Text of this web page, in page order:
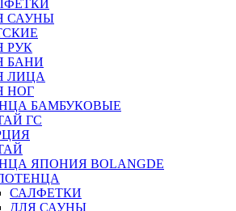
САУНЫ
РУК
БАНИ
ЛИЦА
НОГ
БАМБУКОВЫЕ
ГС
ЯПОНИЯ BOLANGDE
САЛФЕТКИ
ДЛЯ САУНЫ